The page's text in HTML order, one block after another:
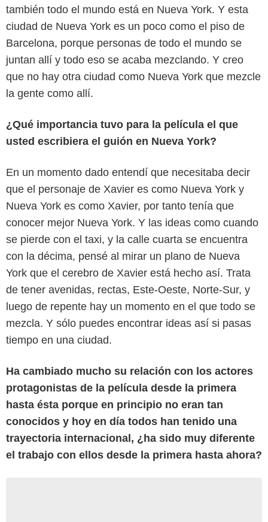
también todo el mundo está en Nueva York. Y esta
ciudad de Nueva York es un poco como el piso de
Barcelona, porque personas de todo el mundo se
juntan allí y todo eso se acaba mezclando. Y creo
que no hay otra ciudad como Nueva York que mezcle
la gente como allí.
¿Qué importancia tuvo para la película el que
usted escribiera el guión en Nueva York?
En un momento dado entendí que necesitaba decir
que el personaje de Xavier es como Nueva York y
Nueva York es como Xavier, por tanto tenía que
conocer mejor Nueva York. Y las ideas como cuando
se pierde con el taxi, y la calle cuarta se encuentra
con la décima, pensé al mirar un plano de Nueva
York que el cerebro de Xavier está hecho así. Trata
de tener avenidas, rectas, Este-Oeste, Norte-Sur, y
luego de repente hay un momento en el que todo se
mezcla. Y sólo puedes encontrar ideas así si pasas
tiempo en una ciudad.
Ha cambiado mucho su relación con los actores
protagonistas de la película desde la primera
hasta ésta porque en principio no eran tan
conocidos y hoy en día todos han tenido una
trayectoria internacional, ¿ha sido muy diferente
el trabajo con ellos desde la primera hasta ahora?